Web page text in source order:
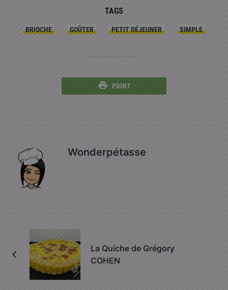
TAGS
BRIOCHE GOÛTER PETIT DÉJEUNER SIMPLE
PRINT
Wonderpétasse
La Quiche de Grégory
COHEN